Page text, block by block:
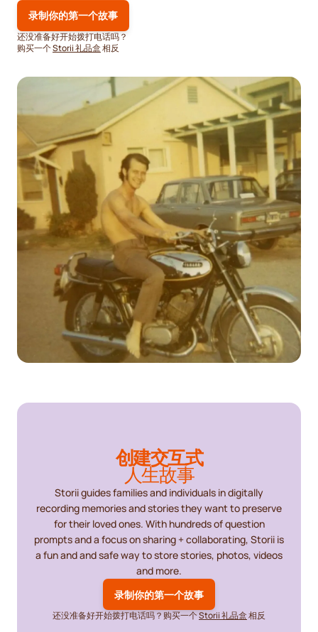
录制你的第一个故事
还没准备好开始拨打电话吗？
购买一个Storii 礼品盒相反
创建交互式
人生故事
Storii guides families and individuals in digitally
recording memories and stories they want to preserve
for their loved ones. With hundreds of question
prompts and a focus on sharing + collaborating, Storii is
a fun and and safe way to store stories, photos, videos
and more.
录制你的第一个故事
还没准备好开始拨打电话吗？购买一个Storii 礼品盒相反